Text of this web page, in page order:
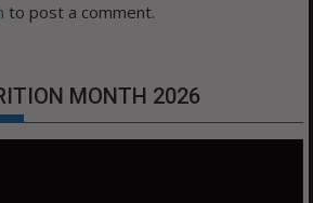
to post a comment.
MONTH 2026